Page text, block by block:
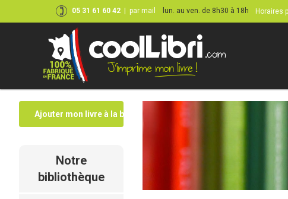
05 31 61 60 42 par mail lun. au ven. de 8h30 à 18h Horaires
Ajouter mon livre à la bibliothèque
Notre
bibliothèque